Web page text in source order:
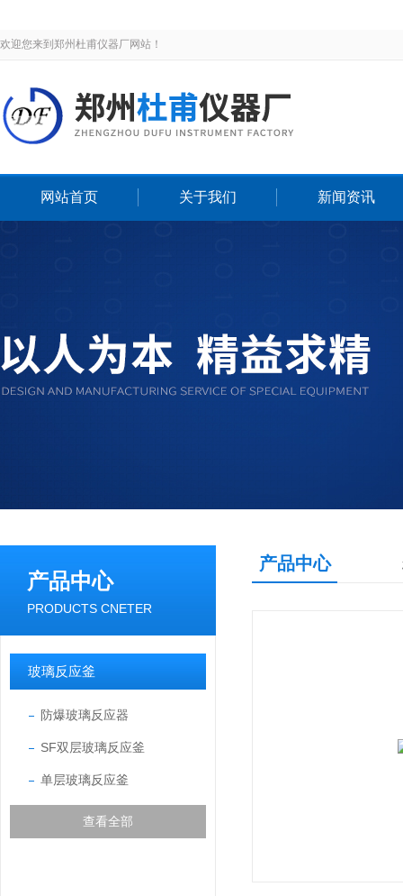
欢迎您来到郑州杜甫仪器厂网站！
网站首页 关于我们 新闻资讯
产品中心
PRODUCTS CNETER
玻璃反应釜
防爆玻璃反应器
SF双层玻璃反应釜
单层玻璃反应釜
查看全部
产品中心